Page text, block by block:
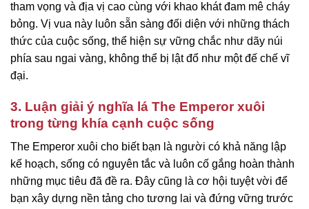
tham vọng và địa vị cao cùng với khao khát đam mê cháy
bỏng. Vị vua này luôn sẵn sàng đối diện với những thách
thức của cuộc sống, thể hiện sự vững chắc như dãy núi
phía sau ngai vàng, không thể bị lật đổ như một đế chế vĩ
đại.
3. Luận giải ý nghĩa lá The Emperor xuôi
trong từng khía cạnh cuộc sống
The Emperor xuôi cho biết bạn là người có khả năng lập
kế hoạch, sống có nguyên tắc và luôn cố gắng hoàn thành
những mục tiêu đã đề ra. Đây cũng là cơ hội tuyệt vời để
bạn xây dựng nền tảng cho tương lai và đứng vững trước